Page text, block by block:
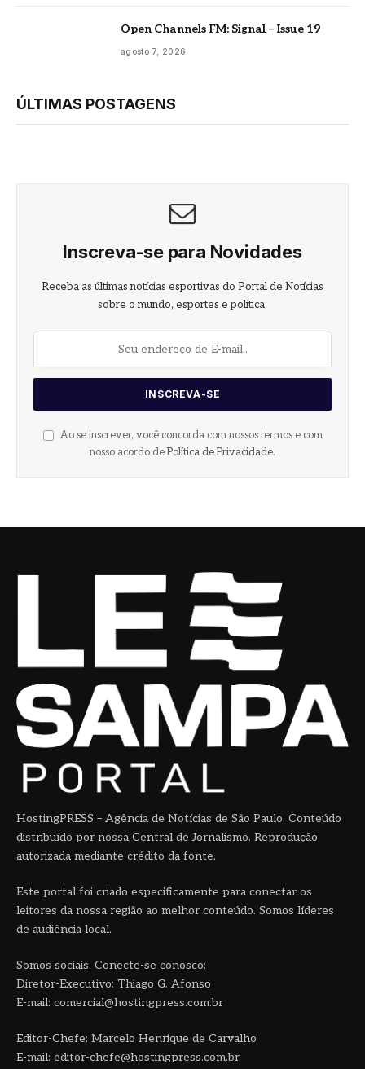
Open Channels FM: Signal – Issue 19
agosto 7, 2026
ÚLTIMAS POSTAGENS
Inscreva-se para Novidades
Receba as últimas notícias esportivas do Portal de Notícias
sobre o mundo, esportes e política.
Ao se inscrever, você concorda com nossos termos e com
nosso acordo de Política de Privacidade.
HostingPRESS – Agência de Notícias de São Paulo. Conteúdo
distribuído por nossa Central de Jornalismo. Reprodução
autorizada mediante crédito da fonte.
Este portal foi criado especificamente para conectar os
leitores da nossa região ao melhor conteúdo. Somos líderes
de audiência local.
Somos sociais. Conecte-se conosco:
Diretor-Executivo: Thiago G. Afonso
E-mail: comercial@hostingpress.com.br
Editor-Chefe: Marcelo Henrique de Carvalho
E-mail: editor-chefe@hostingpress.com.br